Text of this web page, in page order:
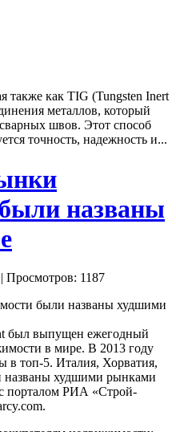
также как TIG (Tungsten Inert
металлов, который
швов. Этот способ
точность, надежность и...
названы
| Просмотров: 1187
был выпущен ежегодный
в мире. В 2013 году
в топ-5. Италия, Хорватия,
названы худшими рынками
порталом РИА «Строй-